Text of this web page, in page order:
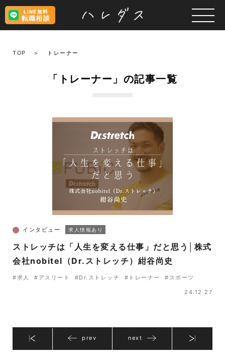
LINE無料
転職相談
TOP トレーナー
「トレーナー」の記事一覧
インタビュー 求人情報あり
ストレッチは「人生を変える仕事」だと思う│株式
会社nobitel（Dr.ストレッチ）紺谷尚史
#求人 #アスリート #Dr.ストレッチ #トレーナー #スポーツ
24.12.27
prev next